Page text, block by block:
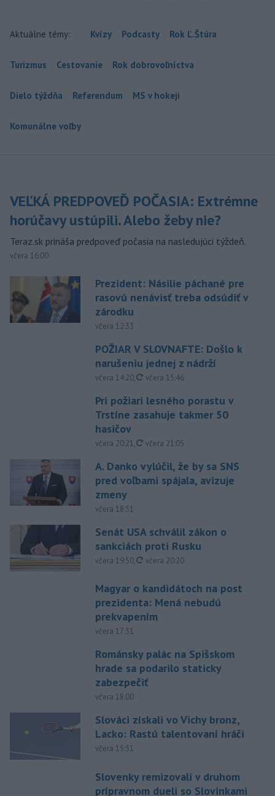
Aktuálne témy: Kvízy Podcasty Rok Ľ.Štúra
Turizmus Cestovanie Rok dobrovoľníctva
Dielo týždňa Referendum MS v hokeji
Komunálne voľby
VEĽKÁ PREDPOVEĎ POČASIA: Extrémne
horúčavy ustúpili. Alebo žeby nie?
Teraz.sk prináša predpoveď počasia na nasledujúci týždeň.
včera 16:00
Prezident: Násilie páchané pre
rasovú nenávisť treba odsúdiť v
zárodku
včera 12:33
POŽIAR V SLOVNAFTE: Došlo k
narušeniu jednej z nádrží
včera 14:20, aktualizované
včera 15:46
Pri požiari lesného porastu v
Trstíne zasahuje takmer 50
hasičov
včera 20:21, aktualizované
včera 21:05
A. Danko vylúčil, že by sa SNS
pred voľbami spájala, avizuje
zmeny
včera 18:51
Senát USA schválil zákon o
sankciách proti Rusku
včera 19:50, aktualizované
včera 20:20
Magyar o kandidátoch na post
prezidenta: Mená nebudú
prekvapením
včera 17:31
Románsky palác na Spišskom
hrade sa podarilo staticky
zabezpečiť
včera 18:00
Slováci získali vo Vichy bronz,
Lacko: Rastú talentovaní hráči
včera 15:51
Slovenky remizovali v druhom
prípravnom dueli so Slovinkami